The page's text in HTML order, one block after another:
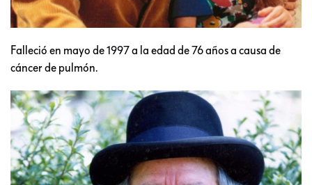
Falleció en mayo de 1997 a la edad de 76 años a causa de
cáncer de pulmón.